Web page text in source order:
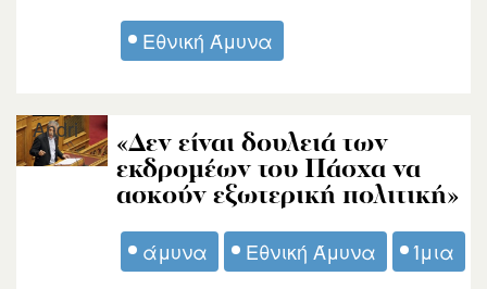
Εθνική Άμυνα
«Δεν είναι δουλειά των
εκδρομέων του Πάσχα να
ασκούν εξωτερική πολιτική»
άμυνα Εθνική Άμυνα Ίμια
Andri